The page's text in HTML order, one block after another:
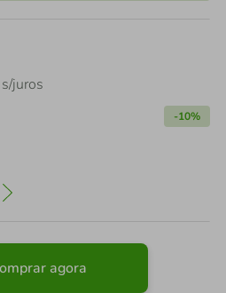
s/juros
-10%
agora